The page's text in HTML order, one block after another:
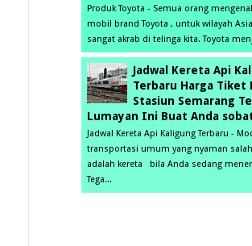
Produk Toyota - Semua orang
mobil brand Toyota , untuk wilayah
sangat akrab di telinga kita. Toyota
Jadwal Kereta Api
Terbaru Harga Tiket
Stasiun Semarang
Lumayan Ini Buat Anda
Jadwal Kereta Api Kaligung Terbaru -
transportasi umum yang nyaman
adalah kereta bila Anda sedang
Tega...